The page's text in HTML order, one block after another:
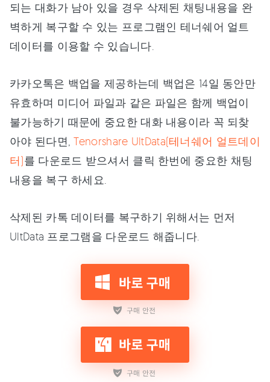
되는 대화가 남아 있을 경우 삭제된 채팅내용을 완
벽하게 복구할 수 있는 프로그램인 테너쉐어 얼트
데이터를 이용할 수 있습니다.
카카오톡은 백업을 제공하는데 백업은 14일 동안만
유효하며 미디어 파일과 같은 파일은 함께 백업이
불가능하기 때문에 중요한 대화 내용이라 꼭 되찾
아야 된다면,Tenorshare UltData(테너쉐어 얼트데이
터)를 다운로드 받으셔서 클릭 한번에 중요한 채팅
내용을 복구 하세요.
삭제된 카톡 데이터를 복구하기 위해서는 먼저
UltData 프로그램을 다운로드 해줍니다.